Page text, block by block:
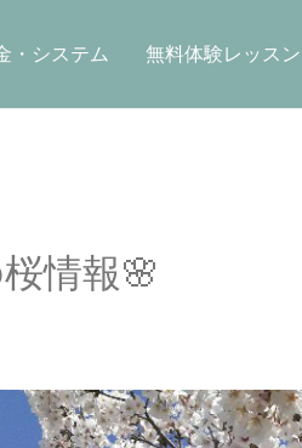
・システム 無料体験レッス
情報🌸